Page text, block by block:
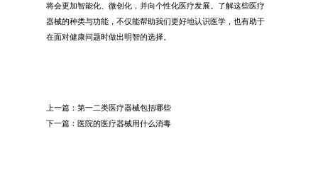
将会更加智能化、微创化，并向个性化医疗发展。了解这些医疗
器械的种类与功能，不仅能帮助我们更好地认识医学，也有助于
在面对健康问题时做出明智的选择。
上一篇：第一二类医疗器械包括哪些
下一篇：医院的医疗器械用什么消毒